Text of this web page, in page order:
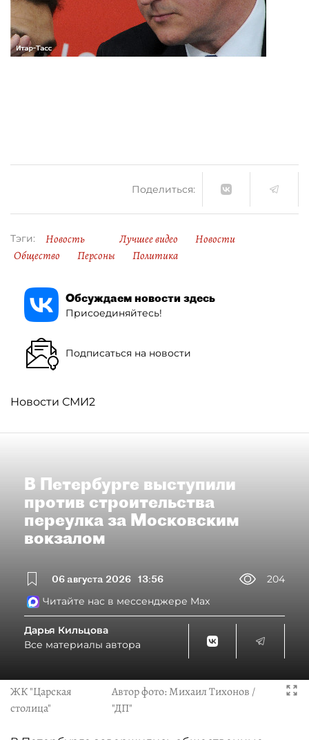
Поделиться:
Тэги: Новость Лучшее видео
Новости
Общество
Персоны Политика
Обсуждаем новости здесь
Присоединяйтесь!
Подписаться на новости
Новости СМИ2
В Петербурге выступили
против строительства
переулка за Московским
вокзалом
06 августа 2026 13:56
204
Читайте нас в мессенджере Max
Дарья Кильцова
Все материалы автора
ЖК "Царская
столица"
Автор фото:Михаил Тихонов /
"ДП"